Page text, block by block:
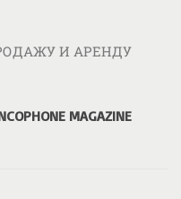
MAGAZINE